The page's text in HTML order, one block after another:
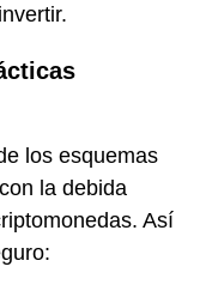
los esquemas
la debida
Así